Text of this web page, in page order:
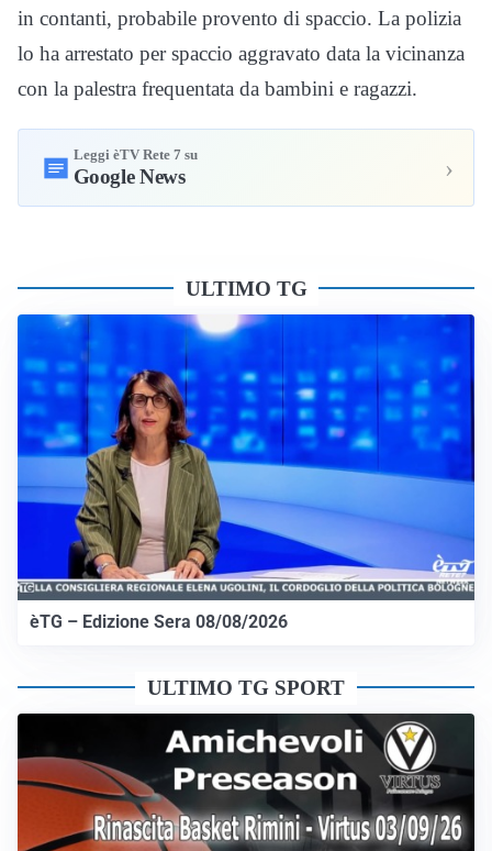
in contanti, probabile provento di spaccio. La polizia
lo ha arrestato per spaccio aggravato data la vicinanza
con la palestra frequentata da bambini e ragazzi.
Leggi èTV Rete 7 su
Google News ›
ULTIMO TG
èTG – Edizione Sera 08/08/2026
ULTIMO TG SPORT